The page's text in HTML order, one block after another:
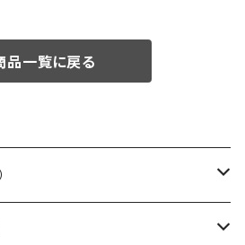
品一覧に戻る